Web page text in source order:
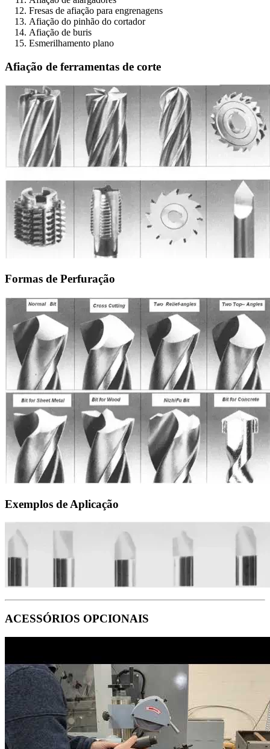
Fresas de afiação para engrenagens
Afiação do pinhão do cortador
Afiação de buris
Esmerilhamento plano
Afiação de ferramentas de corte
Formas de Perfuração
Exemplos de Aplicação
ACESSÓRIOS OPCIONAIS